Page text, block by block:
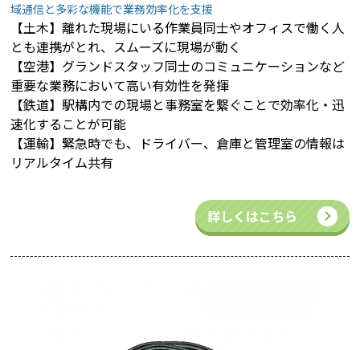
域通信と多彩な機能で業務効率化を支援
【土木】離れた現場にいる作業員同士やオフィスで働く人
とも連携がとれ、スムーズに現場が動く
【空港】グランドスタッフ同士のコミュニケーションなど
重要な業務において高い有効性を発揮
【鉄道】駅構内での現場と事務室を繋ぐことで効率化・迅
速化することが可能
【運輸】緊急時でも、ドライバー、倉庫と管理室の情報は
リアルタイム共有
詳しくはこちら